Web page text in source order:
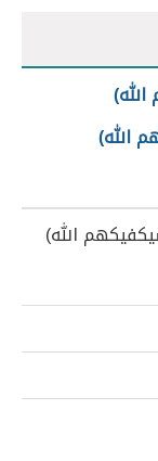
الله)